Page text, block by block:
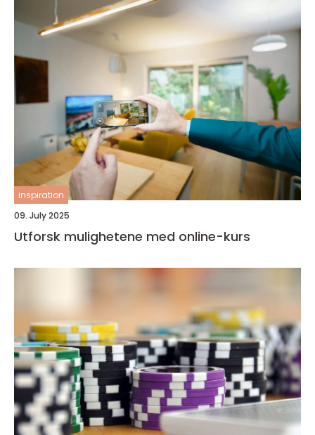
inspiration
09. July 2025
Utforsk mulighetene med online-kurs